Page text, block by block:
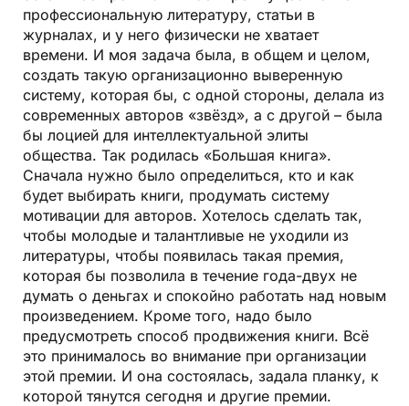
профессиональную литературу, статьи в
журналах, и у него физически не хватает
времени. И моя задача была, в общем и целом,
создать такую организационно выверенную
систему, которая бы, с одной стороны, делала из
современных авторов «звёзд», а с другой – была
бы лоцией для интеллектуальной элиты
общества. Так родилась «Большая книга».
Сначала нужно было определиться, кто и как
будет выбирать книги, продумать систему
мотивации для авторов. Хотелось сделать так,
чтобы молодые и талантливые не уходили из
литературы, чтобы появилась такая премия,
которая бы позволила в течение года-двух не
думать о деньгах и спокойно работать над новым
произведением. Кроме того, надо было
предусмотреть способ продвижения книги. Всё
это принималось во внимание при организации
этой премии. И она состоялась, задала планку, к
которой тянутся сегодня и другие премии.